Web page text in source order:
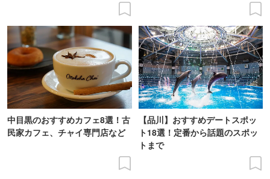
中目黒のおすすめカフェ8選！古
民家カフェ、チャイ専門店など
【品川】おすすめデートスポッ
ト18選！定番から話題のスポッ
トまで